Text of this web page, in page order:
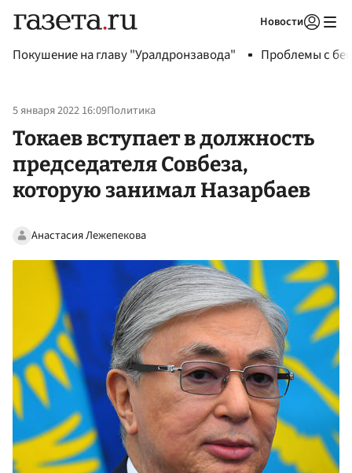
Новости
Покушение на главу "Уралдронзавода" Проблемы с
5 января 2022 16:09Политика
Токаев вступает в должность
председателя Совбеза,
которую занимал Назарбаев
Анастасия Лежепекова